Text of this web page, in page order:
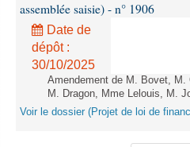
assemblée saisie) - n° 1906
Date de
dépôt :
30/10/2025
Amendement de M. Bovet,
M. Dragon, Mme Lelouis, M.
Voir le dossier (Projet de loi de